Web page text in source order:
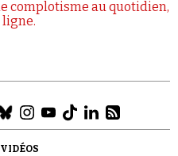
complotisme au quotidien,
ligne.
VIDÉOS